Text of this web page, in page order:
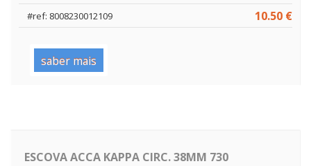
10.50 €
#ref: 8008230012109
saber mais
ESCOVA ACCA KAPPA CIRC. 38MM 730